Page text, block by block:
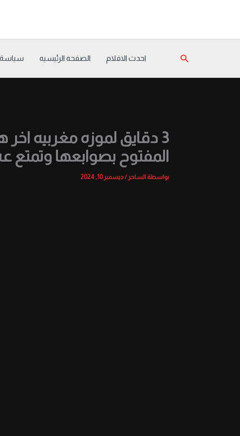
البحث احدث الافلام الصفحه الرئيسيه سياسة
3 دقايق لموزه مغربيه
المفتوح بصوابعها وتمتع
بواسطة الساحر/ديسمبر 10, 2024